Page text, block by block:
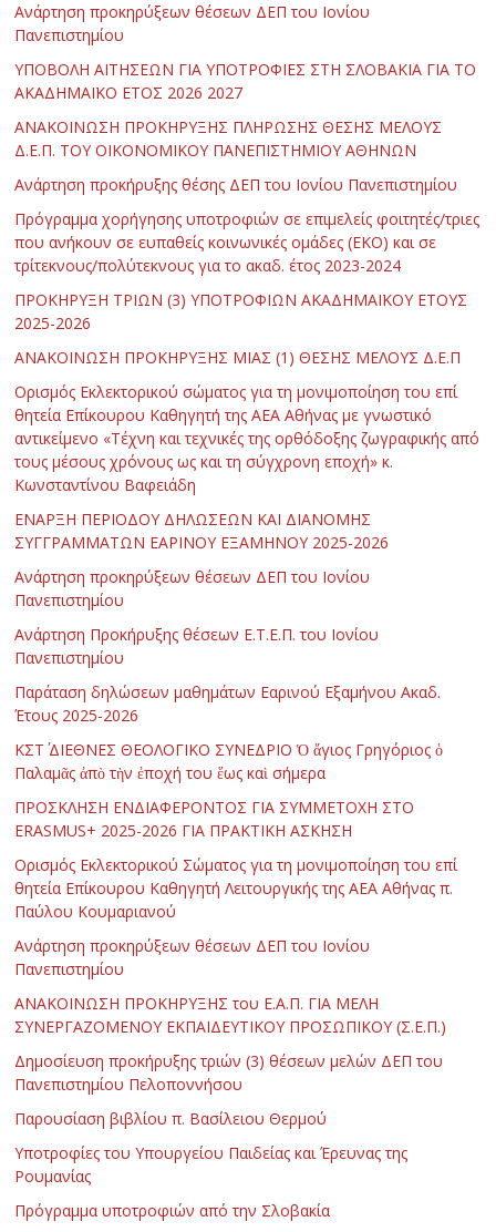
Ανάρτηση προκηρύξεων θέσεων ΔΕΠ του Ιονίου
Πανεπιστημίου
ΥΠΟΒΟΛΗ ΑΙΤΗΣΕΩΝ ΓΙΑ ΥΠΟΤΡΟΦΙΕΣ ΣΤΗ ΣΛΟΒΑΚΙΑ ΓΙΑ ΤΟ
ΑΚΑΔΗΜΑΪΚΟ ΕΤΟΣ 2026 2027
ΑΝΑΚΟΙΝΩΣΗ ΠΡΟΚΗΡΥΞΗΣ ΠΛΗΡΩΣΗΣ ΘΕΣΗΣ ΜΕΛΟΥΣ
Δ.Ε.Π. ΤΟΥ ΟΙΚΟΝΟΜΙΚΟΥ ΠΑΝΕΠΙΣΤΗΜΙΟΥ ΑΘΗΝΩΝ
Ανάρτηση προκήρυξης θέσης ΔΕΠ του Ιονίου Πανεπιστημίου
Πρόγραμμα χορήγησης υποτροφιών σε επιμελείς φοιτητές/τριες
που ανήκουν σε ευπαθείς κοινωνικές ομάδες (ΕΚΟ) και σε
τρίτεκνους/πολύτεκνους για το ακαδ. έτος 2023-2024
ΠΡΟΚΗΡΥΞΗ ΤΡΙΩΝ (3) ΥΠΟΤΡΟΦΙΩΝ ΑΚΑΔΗΜΑΪΚΟΥ ΕΤΟΥΣ
2025-2026
ΑΝΑΚΟΙΝΩΣΗ ΠΡΟΚΗΡΥΞΗΣ ΜΙΑΣ (1) ΘΕΣΗΣ ΜΕΛΟΥΣ Δ.Ε.Π
Ορισμός Εκλεκτορικού σώματος για τη μονιμοποίηση του επί
θητεία Επίκουρου Καθηγητή της ΑΕΑ Αθήνας με γνωστικό
αντικείμενο «Τέχνη και τεχνικές της ορθόδοξης ζωγραφικής από
τους μέσους χρόνους ως και τη σύγχρονη εποχή» κ.
Κωνσταντίνου Βαφειάδη
ΕΝΑΡΞΗ ΠΕΡΙΟΔΟΥ ΔΗΛΩΣΕΩΝ ΚΑΙ ΔΙΑΝΟΜΗΣ
ΣΥΓΓΡΑΜΜΑΤΩΝ ΕΑΡΙΝΟΥ ΕΞΑΜΗΝΟΥ 2025-2026
Ανάρτηση προκηρύξεων θέσεων ΔΕΠ του Ιονίου
Πανεπιστημίου
Ανάρτηση Προκήρυξης θέσεων Ε.Τ.Ε.Π. του Ιονίου
Πανεπιστημίου
Παράταση δηλώσεων μαθημάτων Εαρινού Εξαμήνου Ακαδ.
Έτους 2025-2026
ΚΣΤ΄ ΔΙΕΘΝΕΣ ΘΕΟΛΟΓΙΚΟ ΣΥΝΕΔΡΙΟ Ὁ ἅγιος Γρηγόριος ὁ
Παλαμᾶς ἀπὸ τὴν ἐποχή του ἕως καὶ σήμερα
ΠΡΟΣΚΛΗΣΗ ΕΝΔΙΑΦΕΡΟΝΤΟΣ ΓΙΑ ΣΥΜΜΕΤΟΧΗ ΣΤΟ
ERASMUS+ 2025-2026 ΓΙΑ ΠΡΑΚΤΙΚΗ ΑΣΚΗΣΗ
Ορισμός Εκλεκτορικού Σώματος για τη μονιμοποίηση του επί
θητεία Επίκουρου Καθηγητή Λειτουργικής της ΑΕΑ Αθήνας π.
Παύλου Κουμαριανού
Ανάρτηση προκηρύξεων θέσεων ΔΕΠ του Ιονίου
Πανεπιστημίου
ΑΝΑΚΟΙΝΩΣΗ ΠΡΟΚΗΡΥΞΗΣ του Ε.Α.Π. ΓΙΑ ΜΕΛΗ
ΣΥΝΕΡΓΑΖΟΜΕΝΟΥ ΕΚΠΑΙΔΕΥΤΙΚΟΥ ΠΡΟΣΩΠΙΚΟΥ (Σ.Ε.Π.)
Δημοσίευση προκήρυξης τριών (3) θέσεων μελών ΔΕΠ του
Πανεπιστημίου Πελοποννήσου
Παρουσίαση βιβλίου π. Βασίλειου Θερμού
Υποτροφίες του Υπουργείου Παιδείας και Έρευνας της
Ρουμανίας
Πρόγραμμα υποτροφιών από την Σλοβακία